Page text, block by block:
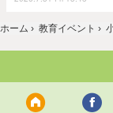
ホーム › 教育イベント ›